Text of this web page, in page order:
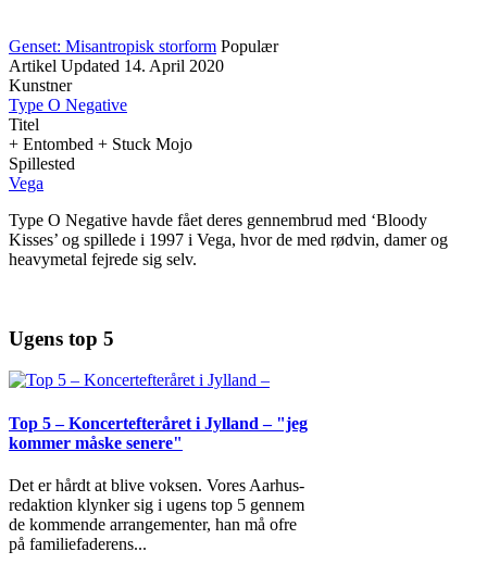
Genset: Misantropisk storform Populær
Artikel Updated 14. April 2020
Kunstner
Type O Negative
Titel
+ Entombed + Stuck Mojo
Spillested
Vega
Type O Negative havde fået deres gennembrud med ‘Bloody
Kisses’ og spillede i 1997 i Vega, hvor de med rødvin, damer og
heavymetal fejrede sig selv.
Ugens top 5
Top 5 – Koncertefteråret i Jylland – "jeg
kommer måske senere"
Det er hårdt at blive voksen. Vores Aarhus-
redaktion klynker sig i ugens top 5 gennem
de kommende arrangementer, han må ofre
på familiefaderens...